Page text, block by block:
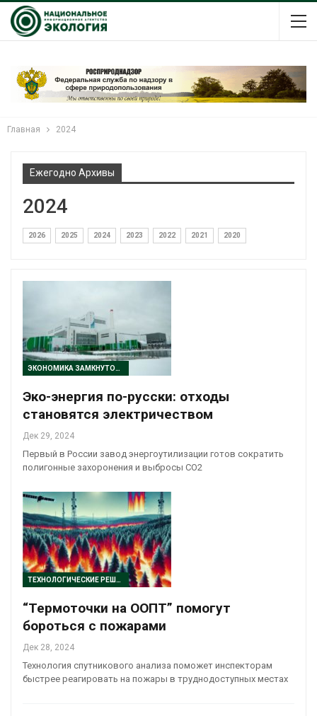
Главная 2024
Ежегодно Архивы
2024
2026 2025 2024 2023 2022 2021 2020
ЭКОНОМИКА ЗАМКНУТОГО ЦИКЛА
Эко-энергия по-русски: отходы
становятся электричеством
Дек 29, 2024
Первый в России завод энергоутилизации готов сократить
полигонные захоронения и выбросы CO2
ТЕХНОЛОГИЧЕСКИЕ РЕШЕНИЯ
“Термоточки на ООПТ” помогут
бороться с пожарами
Дек 28, 2024
Технология спутникового анализа поможет инспекторам
быстрее реагировать на пожары в труднодоступных местах